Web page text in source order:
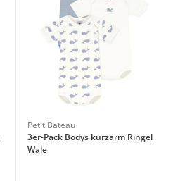
Petit Bateau
3er-Pack Bodys kurzarm Ringel
Wale